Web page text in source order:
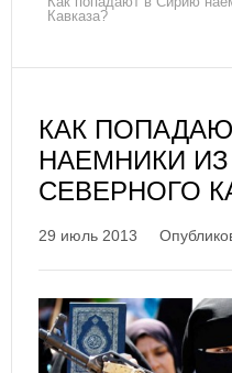
Кавказа?
КАК
НАЕМНИКИ
СЕВЕРНОГО
29 июль 2013